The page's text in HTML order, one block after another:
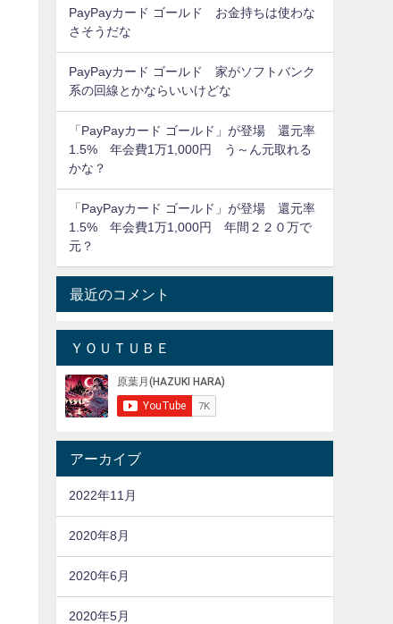
PayPayカード ゴールド お金持ちは使わな
さそうだな
PayPayカード ゴールド 家がソフトバンク
系の回線とかならいいけどな
「PayPayカード ゴールド」が登場 還元率
1.5% 年会費1万1,000円 う～ん元取れる
かな？
「PayPayカード ゴールド」が登場 還元率
1.5% 年会費1万1,000円 年間２２０万で
元？
最近のコメント
ＹＯＵＴＵＢＥ
アーカイブ
2022年11月
2020年8月
2020年6月
2020年5月